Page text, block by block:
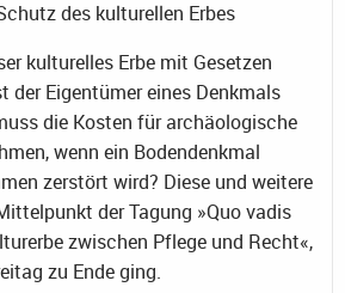
des kulturellen Erbes
kulturelles Erbe mit Gesetzen
der Eigentümer eines Denkmals
die Kosten für archäologische
wenn ein Bodendenkmal
zerstört wird? Diese und weitere
der Tagung »Quo vadis
zwischen Pflege und Recht«,
zu Ende ging.